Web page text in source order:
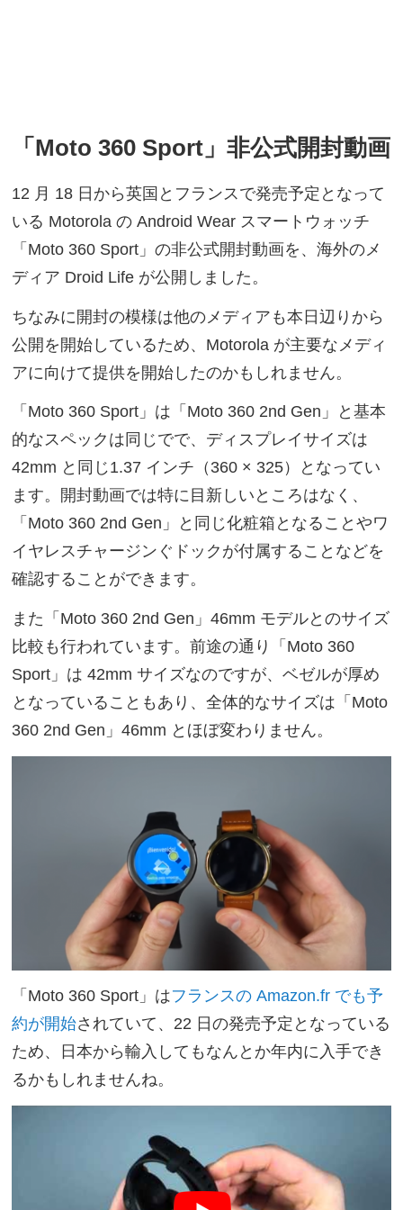
「Moto 360 Sport」非公式開封動画
12 月 18 日から英国とフランスで発売予定となって
いる Motorola の Android Wear スマートウォッチ
「Moto 360 Sport」の非公式開封動画を、海外のメ
ディア Droid Life が公開しました。
ちなみに開封の模様は他のメディアも本日辺りから
公開を開始しているため、Motorola が主要なメディ
アに向けて提供を開始したのかもしれません。
「Moto 360 Sport」は「Moto 360 2nd Gen」と基本
的なスペックは同じでで、ディスプレイサイズは
42mm と同じ1.37 インチ（360 × 325）となってい
ます。開封動画では特に目新しいところはなく、
「Moto 360 2nd Gen」と同じ化粧箱となることやワ
イヤレスチャージンぐドックが付属することなどを
確認することができます。
また「Moto 360 2nd Gen」46mm モデルとのサイズ
比較も行われています。前途の通り「Moto 360
Sport」は 42mm サイズなのですが、ベゼルが厚め
となっていることもあり、全体的なサイズは「Moto
360 2nd Gen」46mm とほぼ変わりません。
「Moto 360 Sport」はフランスの Amazon.fr でも予
約が開始されていて、22 日の発売予定となっている
ため、日本から輸入してもなんとか年内に入手でき
るかもしれませんね。